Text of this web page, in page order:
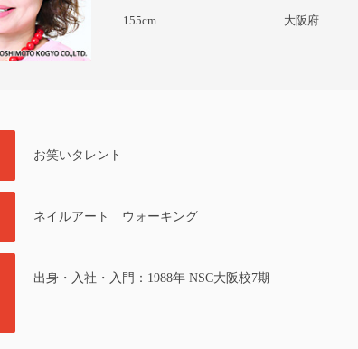
155cm 大阪府
お笑いタレント
ネイルアート ウォーキング
出身・入社・入門：1988年 NSC大阪校7期